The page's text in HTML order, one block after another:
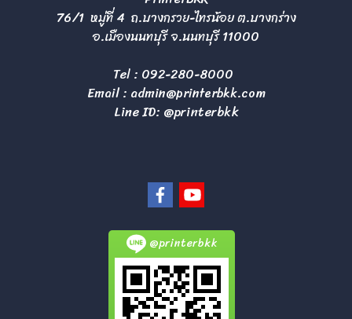
76/1 หมู่ที่ 4 ถ.บางกรวย-ไทรน้อย ต.บางกร่าง
อ.เมืองนนทบุรี จ.นนทบุรี 11000
Tel : 092-280-8000
Email : admin@printerbkk.com
Line ID: @printerbkk
@printerbkk